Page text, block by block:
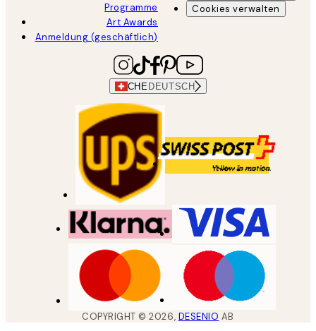
Programme
Art Awards
Anmeldung (geschäftlich)
Cookies verwalten
CHE DEUTSCH
COPYRIGHT ©2026, DESENIO AB